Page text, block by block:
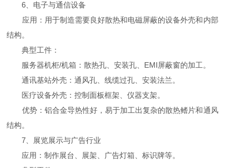
6、电子与通信设备
应用：用于制造需要良好散热和电磁屏蔽的设备外壳和内部
结构。
典型工件：
服务器机柜/机箱：散热孔、安装孔、EMI屏蔽窗的加工。
通讯基站外壳：通风孔、线缆过孔、安装法兰。
医疗设备外壳：控制面板框架、仪器支架。
优势：铝合金导热性好，易于加工出复杂的散热鳍片和通风
结构。
7、展览展示与广告行业
应用：制作展台、展架、广告灯箱、标识牌等。